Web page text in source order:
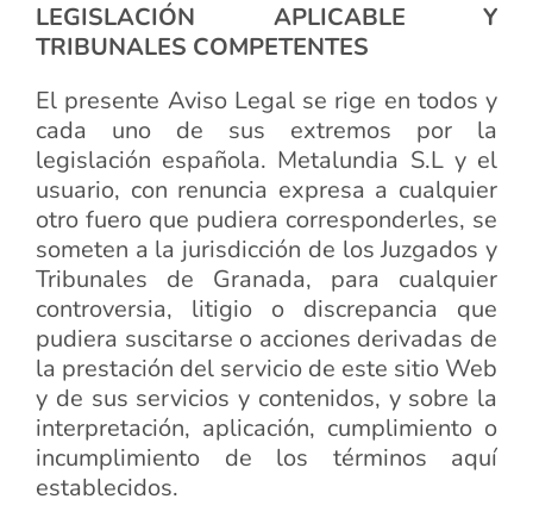
LEGISLACIÓN APLICABLE Y
TRIBUNALES COMPETENTES
El presente Aviso Legal se rige en todos y
cada uno de sus extremos por la
legislación española. Metalundia S.L y el
usuario, con renuncia expresa a cualquier
otro fuero que pudiera corresponderles, se
someten a la jurisdicción de los Juzgados y
Tribunales de Granada, para cualquier
controversia, litigio o discrepancia que
pudiera suscitarse o acciones derivadas de
la prestación del servicio de este sitio Web
y de sus servicios y contenidos, y sobre la
interpretación, aplicación, cumplimiento o
incumplimiento de los términos aquí
establecidos.